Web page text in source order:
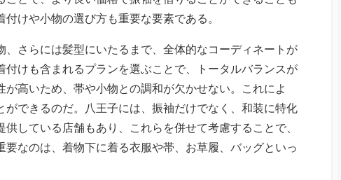
けや小物の選び方も重要な要素である。
さらには髪型にいたるまで、全体的なコーディネートが
けも含まれるプランを選ぶことで、トータルバランスが
高いため、帯や小物との調和が欠かせない。これによ
ができるのだ。八王子には、振袖だけでなく、和装に特化
している店舗もあり、これらを併せて考慮することで、
なのは、着物下に着る衣服や帯、お草履、バッグといっ